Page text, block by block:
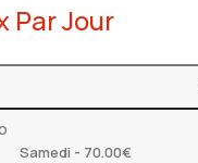
Par Jour
Samedi - 70.00€